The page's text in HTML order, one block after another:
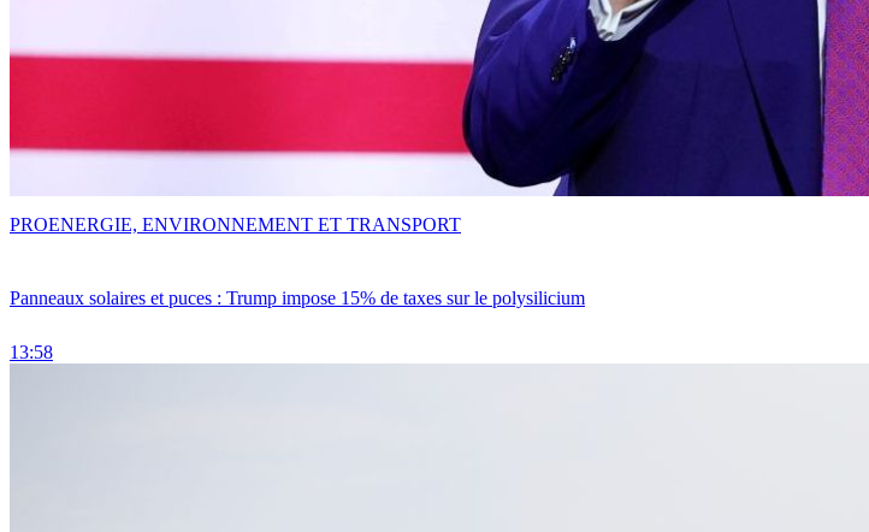
Panneaux solaires et puces : Trump impose 15% de taxes sur le polysilicium
13:58
PROENERGIE, ENVIRONNEMENT ET TRANSPORT